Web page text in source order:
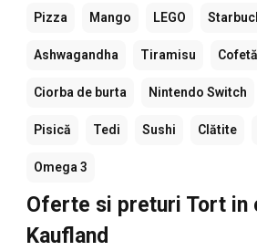
Pizza Mango LEGO
Ashwagandha Tiramisu
Ciorba de burta Nintendo Switch
Pisică Tedi Sushi Clătite
Omega 3
Oferte si preturi Tort in
Kaufland